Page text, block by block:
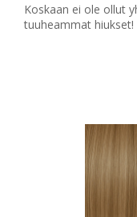
Koskaan ei ole ollut
tuuheammat